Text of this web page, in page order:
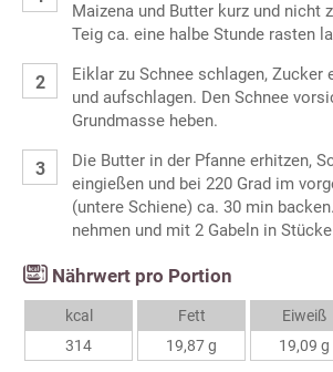
Maizena und Butter kurz und nicht
Teig ca. eine halbe Stunde rasten
Eiklar zu Schnee schlagen, Zucker
und aufschlagen. Den Schnee
Grundmasse heben.
Die Butter in der Pfanne erhitzen,
eingießen und bei 220 Grad im
(untere Schiene) ca. 30 min
nehmen und mit 2 Gabeln in
Nährwert pro Portion
kcal
314
Fett
19,87 g
Eiweiß
19,09 g